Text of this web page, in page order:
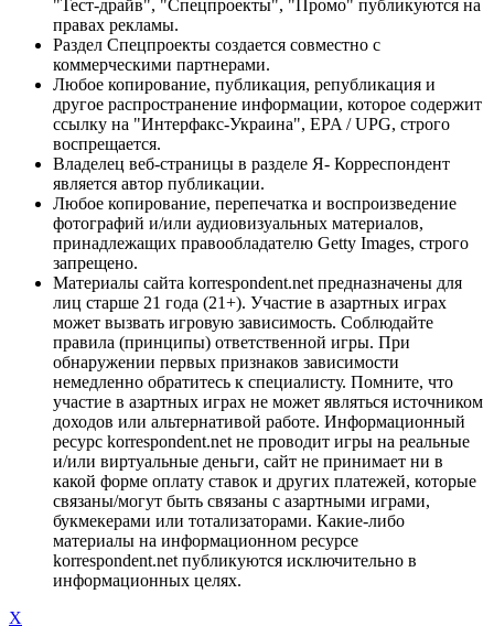
"Тест-драйв", "Спецпроекты", "Промо" публикуются на
правах рекламы.
Раздел Спецпроекты создается совместно с
коммерческими партнерами.
Любое копирование, публикация, републикация и
другое распространение информации, которое содержит
ссылку на "Интерфакс-Украина", EPA / UPG, строго
воспрещается.
Владелец веб-страницы в разделе Я- Корреспондент
является автор публикации.
Любое копирование, перепечатка и воспроизведение
фотографий и/или аудиовизуальных материалов,
принадлежащих правообладателю Getty Images, строго
запрещено.
Материалы сайта korrespondent.net предназначены для
лиц старше 21 года (21+). Участие в азартных играх
может вызвать игровую зависимость. Соблюдайте
правила (принципы) ответственной игры. При
обнаружении первых признаков зависимости
немедленно обратитесь к специалисту. Помните, что
участие в азартных играх не может являться источником
доходов или альтернативой работе. Информационный
ресурс korrespondent.net не проводит игры на реальные
и/или виртуальные деньги, сайт не принимает ни в
какой форме оплату ставок и других платежей, которые
связаны/могут быть связаны с азартными играми,
букмекерами или тотализаторами. Какие-либо
материалы на информационном ресурсе
korrespondent.net публикуются исключительно в
информационных целях.
X